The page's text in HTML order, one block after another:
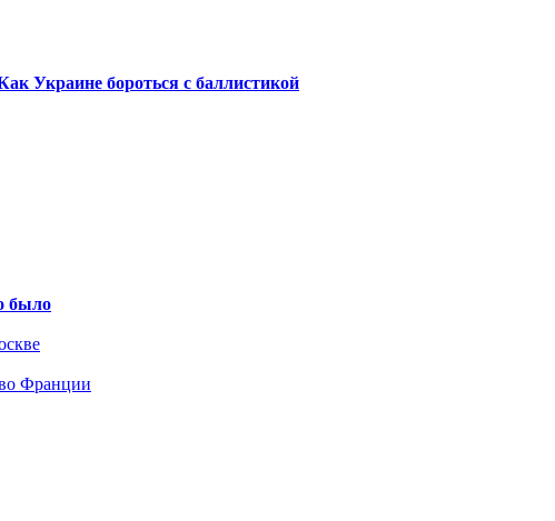
Украине бороться с баллистикой
было
Франции